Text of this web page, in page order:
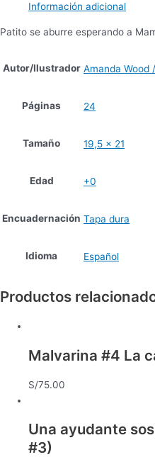
Información adicional
Patito se aburre esperando a
Autor/Ilustrador Amanda Wood
Páginas 24
Tamaño 19,5 x 21
Edad +0
Encuadernación Tapa dura
Idioma Español
Productos
Malvarina #4 La
S/75.00
Una ayudante
#3)